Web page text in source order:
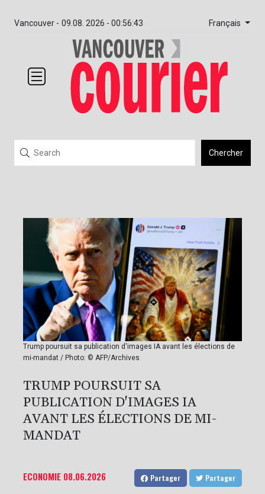
Vancouver - 09.08. 2026 - 00:56:43 Français
Chercher
Trump poursuit sa publication d'images IA avant les élections de
mi-mandat / Photo: © AFP/Archives
TRUMP POURSUIT SA
PUBLICATION D'IMAGES IA
AVANT LES ÉLECTIONS DE MI-
MANDAT
ECONOMIE 08.06.2026 Partager Partager